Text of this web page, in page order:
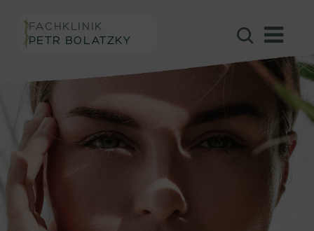
FACHKLINIK
PETR BOLATZKY